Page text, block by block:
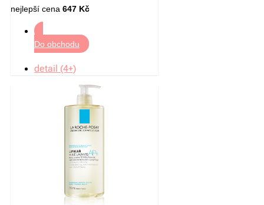
nejlepší cena 647 Kč
Do obchodu
detail (4+)